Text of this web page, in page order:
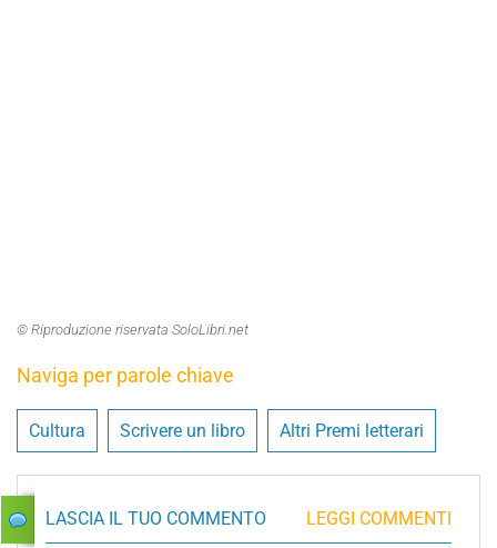
© Riproduzione riservata SoloLibri.net
Naviga per parole chiave
Cultura Scrivere un libro Altri Premi letterari
LASCIA IL TUO COMMENTO LEGGI COMMENTI